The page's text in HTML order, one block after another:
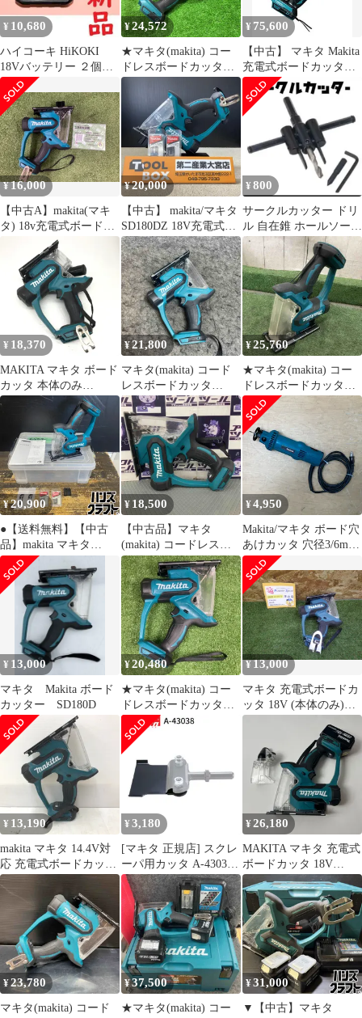
¥ 10,680
ハイコーキ HiKOKI
18Vバッテリー ２個
BSL1820M 新品 純正品
¥24,572
★マキタ(makita) コー
ドレスボードカッタ
18V SD180DZ【川口
¥ 75,600
【中古】 マキタ Makita
充電式ボードカッタ
14.47V 5.0Ah
SD140DRTX
¥16,000
【中古A】makita(マキ
タ) 18v充電式ボードカ
ッタ (本体のみ)
SD180DZ
¥20,000
【中古】 makita/マキタ
SD180DZ 18V充電式ボ
ードカッタ【203】
¥ 800
サークルカッター ドリ
ル 自在錐 ホールソー
木工 穴あけ
¥ 18,370
MAKITA マキタ ボード
カッタ 本体のみ
SD180D
¥21,800
マキタ(makita) コード
レスボードカッタ
SD180DZ【桶川店】
¥25,760
★マキタ(makita) コー
ドレスボードカッタ
SD180DZ 18V 動作確認
済【川口店】
¥20,900
●【送料無料】【中古
品】makita マキタ
SD180D 充電式ボード
カッタ ブレード付属
18V対応 ※バッテリ・
充電器別売 【沖縄/離島
を除く】【ハンズクラ
フト久留米上津BP店】
¥ 18,500
【中古品】マキタ
(makita) コードレスボ
ードカッタ
SD180DZ【所沢店】
¥4,950
Makita/マキタ ボード穴
あけカッタ 穴径3/6mm
3706 単相100V ●137672
¥ 13,000
マキタ Makita ボード
カッター SD180D
¥20,480
★マキタ(makita) コー
ドレスボードカッタ
SD180DZ【川崎店】
¥13,000
マキタ 充電式ボードカ
ッタ 18V (本体のみ)
SD180DZ 大工道具 中
¥ 13,190
makita マキタ 14.4V対
応 充電式ボードカッタ
本体のみ SD140D 中古
¥ 3,180
[マキタ 正規店] スクレ
ーパ用カッタ A-43038
スクレーパー
¥26,180
MAKITA マキタ 充電式
ボードカッタ 18V
SD180D ブルー
¥23,780
マキタ(makita) コード
¥37,500
★マキタ(makita) コー
¥31,000
▼【中古】マキタ